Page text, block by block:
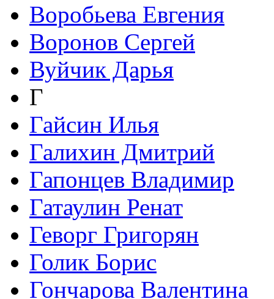
Воробьева Евгения
Воронов Сергей
Вуйчик Дарья
Г
Гайсин Илья
Галихин Дмитрий
Гапонцев Владимир
Гатаулин Ренат
Геворг Григорян
Голик Борис
Гончарова Валентина